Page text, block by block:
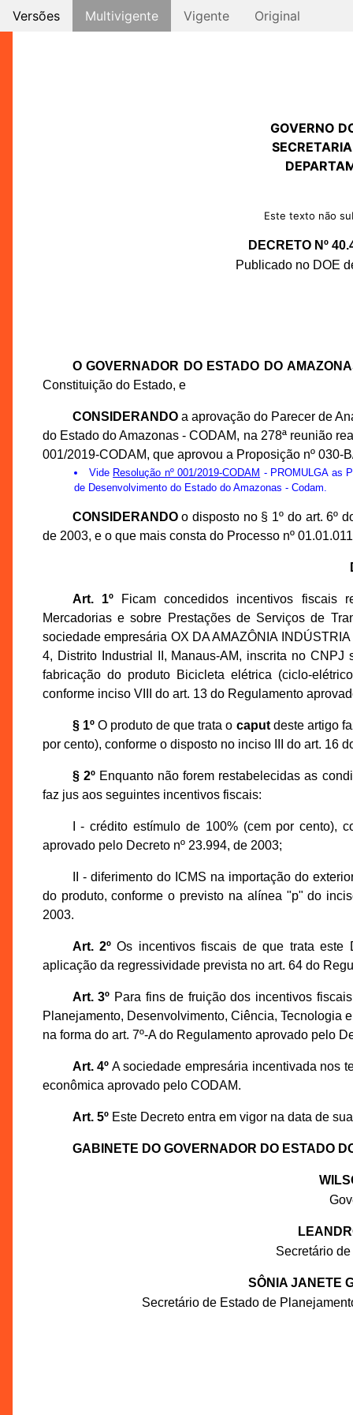
Versões Multivigente Vigente Original
GOVERNO
Este texto não
DECRETO Nº
Publicado no DOE
O GOVERNADOR DO ESTADO DO
Constituição do Estado, e
CONSIDERANDOa aprovação do Parecer de
do Estado do Amazonas - CODAM, na 278ª reunião
001/2019-CODAM, que aprovou a Proposição nº 030-
Vide Resolução nº 001/2019-CODAM - PROMULGA as
de Desenvolvimento do Estado do Amazonas - Codam.
CONSIDERANDOo disposto no § 1º do art. 6º
de 2003, e o que mais consta do Processo nº
Art. 1ºFicam concedidos incentivos fiscais
Mercadorias e sobre Prestações de Serviços de
sociedade empresária OX DA AMAZÔNIA
4, Distrito Industrial II, Manaus-AM, inscrita no
fabricação do produto Bicicleta elétrica (ciclo-
conforme inciso VIII do art. 13 do Regulamento
§ 1ºO produto de que trata o caputdeste artigo
por cento), conforme o disposto no inciso III do art. 16
§ 2ºEnquanto não forem restabelecidas as
faz jus aos seguintes incentivos fiscais:
I - crédito estímulo de 100% (cem por cento),
aprovado pelo Decreto nº 23.994, de 2003;
II - diferimento do ICMS na importação do
do produto, conforme o previsto na alínea "p" do
2003.
Art. 2º Os incentivos fiscais de que trata este
aplicação da regressividade prevista no art. 64 do
Art. 3º Para fins de fruição dos incentivos
Planejamento, Desenvolvimento, Ciência, Tecnologia
na forma do art. 7º-A do Regulamento aprovado pelo
Art. 4º A sociedade empresária incentivada nos
econômica aprovado pelo CODAM.
Art. 5ºEste Decreto entra em vigor na data de
GABINETE DO GOVERNADOR DO ESTADO
Secretário
SÔNIA JANETE
Secretário de Estado de